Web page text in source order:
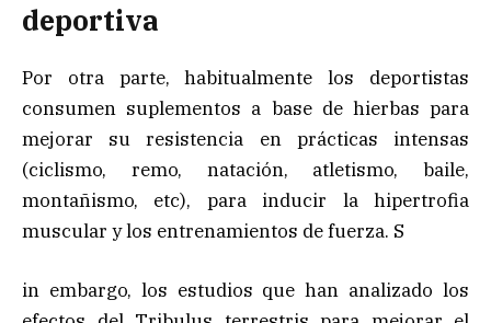
deportiva
Por otra parte, habitualmente los deportistas
consumen suplementos a base de hierbas para
mejorar su resistencia en prácticas intensas
(ciclismo, remo, natación, atletismo, baile,
montañismo, etc), para inducir la hipertrofia
muscular y los entrenamientos de fuerza. S
in embargo, los estudios que han analizado los